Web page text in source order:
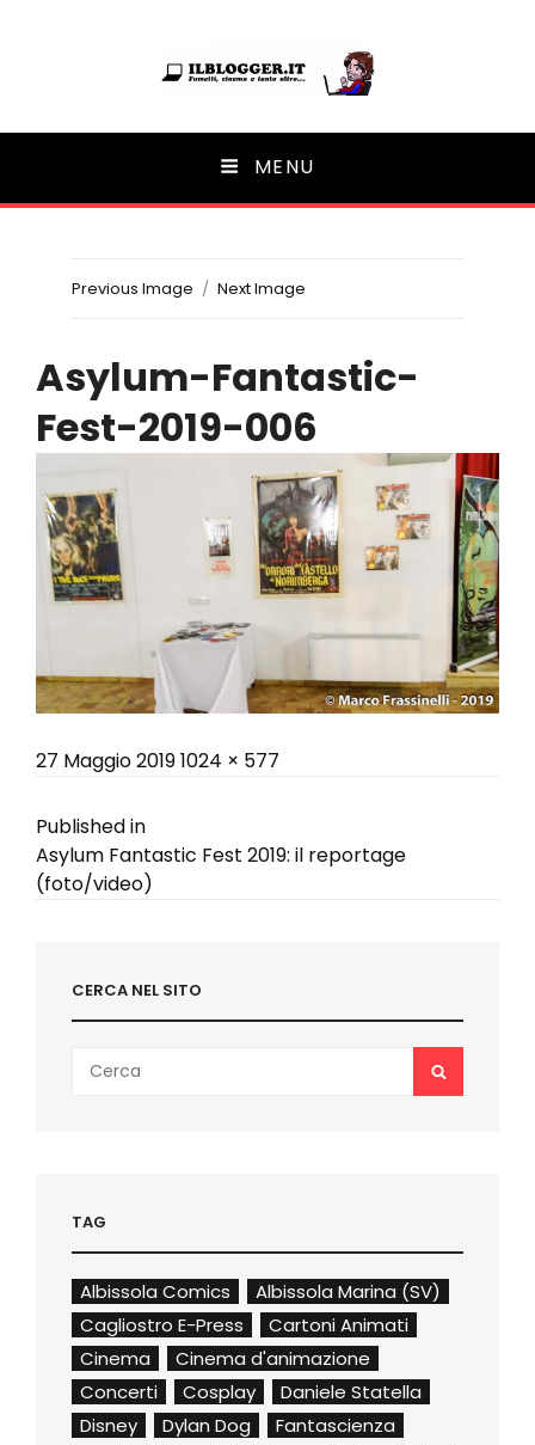
Ilblogger.it
Il portalino di blog | MENU
Previous Image Next Image
Asylum-Fantastic-
Fest-2019-006
Posted
27 Maggio 2019Full
1024 × 577
Navigazione
articoli
Published in
Asylum Fantastic Fest 2019: il reportage
(foto/video)
CERCA NEL SITO
for:
SEARCH
TAG
Albissola Comics
Albissola Marina (SV)
Cagliostro E-Press
Cartoni Animati
Cinema
Cinema d'animazione
Concerti
Cosplay
Daniele Statella
Disney
Dylan Dog
Fantascienza